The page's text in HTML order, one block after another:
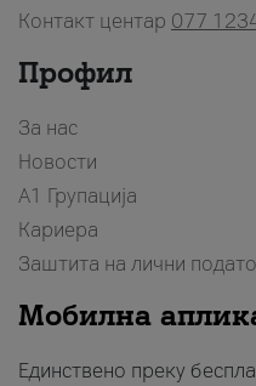
Контакт центар 077
Профил
За нас
Новости
А1 Групација
Кариера
Заштита на лични
Мобилна
Единствено преку